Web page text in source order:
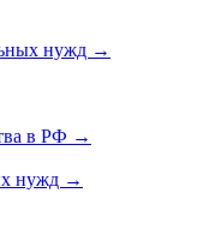
нужд →
в РФ →
нужд →